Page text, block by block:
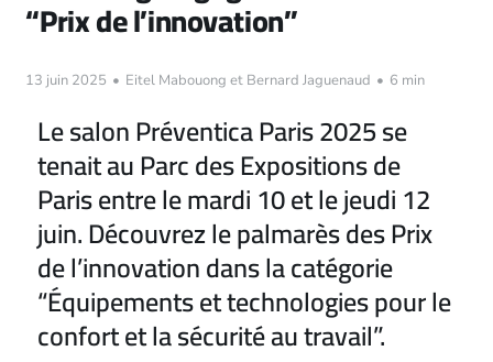
“Prix de l’innovation”
13 juin 2025 • Eitel Mabouong et Bernard Jaguenaud • 6 min
Le salon Préventica Paris 2025 se
tenait au Parc des Expositions de
Paris entre le mardi 10 et le jeudi 12
juin. Découvrez le palmarès des Prix
de l’innovation dans la catégorie
“Équipements et technologies pour le
confort et la sécurité au travail”.